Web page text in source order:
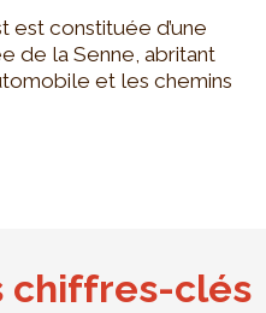
est constituée d’une
de la Senne, abritant
et les chemins
chiffres-clés